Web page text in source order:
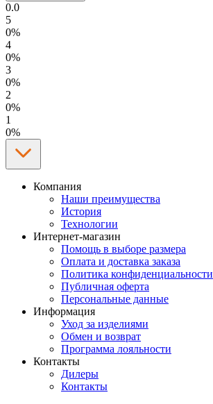
0.0
5
0%
4
0%
3
0%
2
0%
1
0%
Компания
Наши преимущества
История
Технологии
Интернет-магазин
Помощь в выборе размера
Оплата и доставка заказа
Политика конфиденциальности
Публичная оферта
Персональные данные
Информация
Уход за изделиями
Обмен и возврат
Программа лояльности
Контакты
Дилеры
Контакты